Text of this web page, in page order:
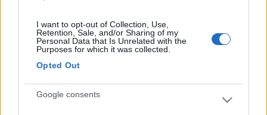
I want to opt-out of Collection, Use,
Retention, Sale, and/or Sharing of my
Personal Data that Is Unrelated with the
Purposes for which it was collected.
Opted Out
Google consents
Modificato da sergiozh il 14/03/2018 alle 19:57:18